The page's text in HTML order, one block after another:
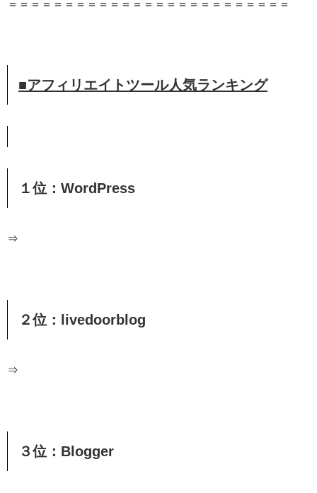
＝＝＝＝＝＝＝＝＝＝＝＝＝＝＝＝＝＝＝＝＝＝＝＝＝
■アフィリエイトツール人気ランキング
１位：WordPress
⇒
２位：livedoorblog
⇒
３位：Blogger